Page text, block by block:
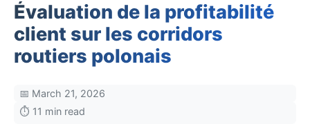
Évaluation de la profitabilité
client sur les corridors
routiers polonais
📅 March 21, 2026
⏱️ 11 min read